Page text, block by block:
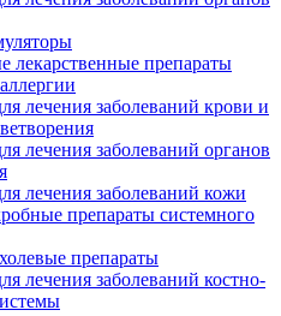
лекарственные препараты
лечения заболеваний крови и
лечения заболеваний органов
лечения заболеваний кожи
препараты системного
препараты
лечения заболеваний костно-